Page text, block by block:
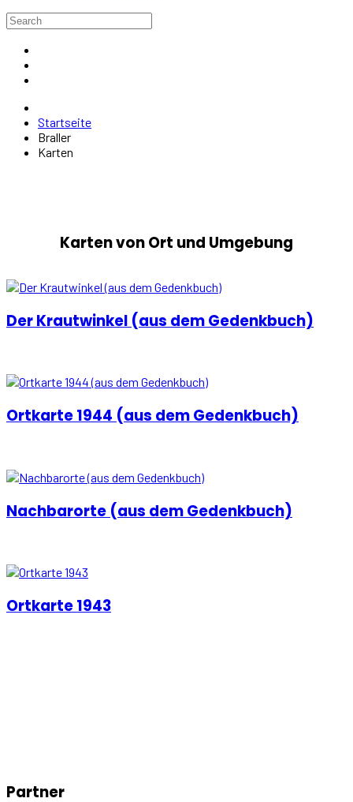
Startseite
Braller
Karten
Karten von Ort und Umgebung
Der Krautwinkel (aus dem Gedenkbuch)
Ortkarte 1944 (aus dem Gedenkbuch)
Nachbarorte (aus dem Gedenkbuch)
Ortkarte 1943
Partner